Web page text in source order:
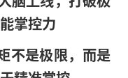
掌控力
不是极限，而是